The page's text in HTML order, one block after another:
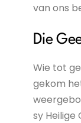
van ons
Die
Wie tot
gekom
sy Heilige